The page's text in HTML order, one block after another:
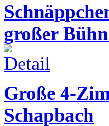
großer
Große 4-
Schapbach